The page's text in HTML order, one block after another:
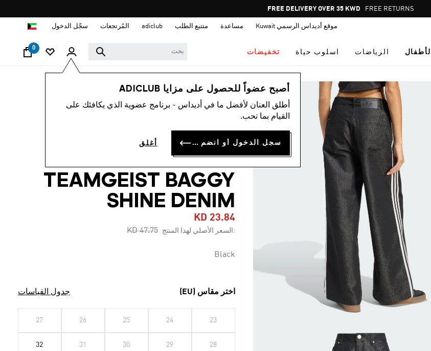
Pause
promotion
FREE DELIVERY OVER 35 KWD FREE RETURNS
موقع أديداس الرسمي Kuwait مساعدة متتبع الطلب adiclub المُرتجعات سجّل الدخول
الأطفال الرياضات اسلوب حياة تخفيضات
0
أصبح عضواً للحصول على مزايا ADICLUB
أطلق العنان لأفضل ما في أديداس - برنامج عضوية الذي يكافئك على
القيام بما تحب.
سجل الدخول أو انضم الآن أغلق
النساء ملابس
بنطال ADILENIUM
SEASON 4
TEAMGEIST BAGGY
SHINE DENIM
KD 23.84
:السعر الأصلي لهذا المنتج Price reduced from
KD 47.75
to
Black
اختر مقاس (EU) جدول القياسات
23
24
25
26
27
28
29
30
31
32